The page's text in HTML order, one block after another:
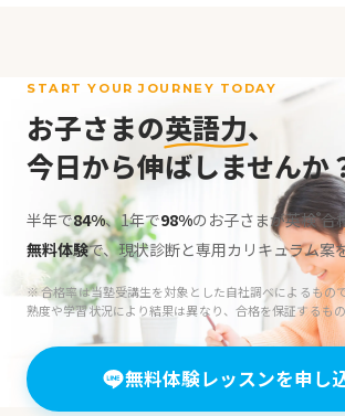
START YOUR JOURNEY TODAY
お子さまの英語力、
今日から伸ばしませんか
半年で84%、1年で98%のお子さまが英検®合
無料体験で、現状診断と専用カリキュラム案
※ 合格率は当塾受講生を対象とした自社調べによるもの
熟度や学習状況により結果は異なり、合格を保証するも
無料体験レッスンを申し